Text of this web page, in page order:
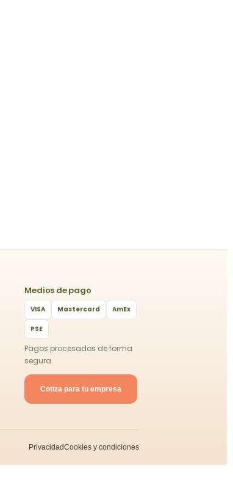
Medios de pago
VISA Mastercard AmEx
PSE
Pagos procesados de forma
segura.
Cotiza para tu empresa
PrivacidadCookies y condiciones